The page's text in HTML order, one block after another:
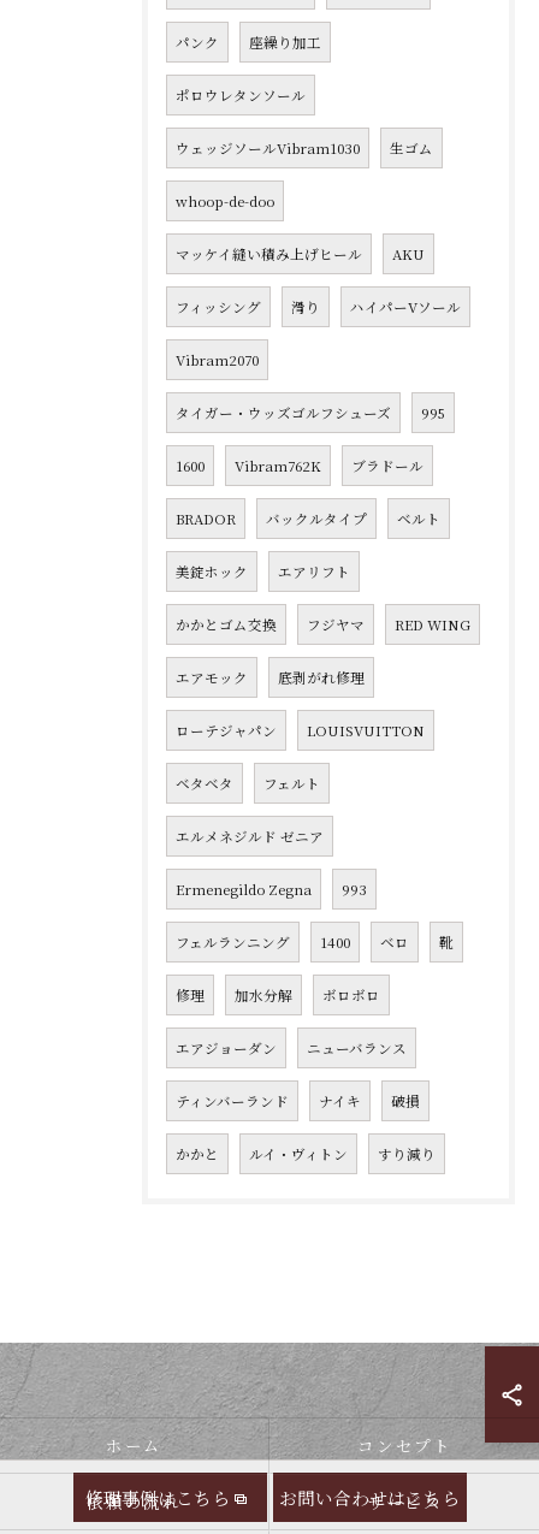
パンク 座繰り加工
ポロウレタンソール
ウェッジソールVibram1030 生ゴム
whoop-de-doo
マッケイ縫い積み上げヒール AKU
フィッシング 滑り ハイパーVソール
Vibram2070
タイガー・ウッズゴルフシューズ 995
1600 Vibram762K ブラドール
BRADOR バックルタイプ ベルト
美錠ホック エアリフト
かかとゴム交換 フジヤマ RED WING
エアモック 底剥がれ修理
ローテジャパン LOUISVUITTON
ベタベタ フェルト
エルメネジルド ゼニア
Ermenegildo Zegna 993
フェルランニング 1400 ベロ 靴
修理 加水分解 ボロボロ
エアジョーダン ニューバランス
ティンバーランド ナイキ 破損
かかと ルイ・ヴィトン すり減り
修理事例はこちら お問い合わせはこちら
ホーム コンセプト
依頼の流れ サービス